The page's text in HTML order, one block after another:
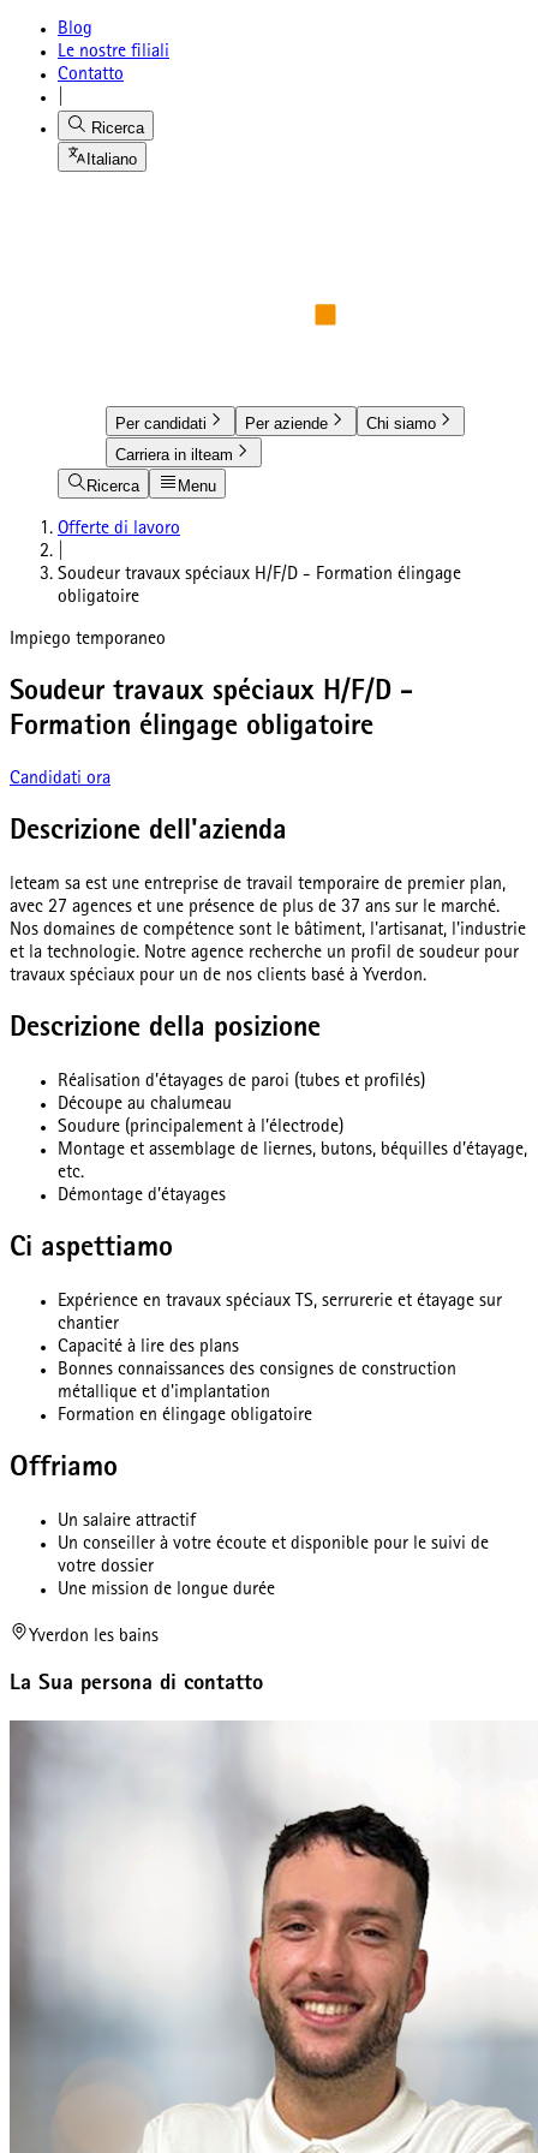
Blog
Le nostre filiali
Contatto
Ricerca
Italiano
Per candidati Per aziende
Chi siamo
Carriera in ilteam
Ricerca
Menu
Offerte di lavoro
Soudeur travaux spéciaux H/F/D - Formation élingage
obligatoire
Impiego temporaneo
Soudeur travaux spéciaux H/F/D -
Formation élingage obligatoire
Candidati ora
Descrizione dell'azienda
leteam sa est une entreprise de travail temporaire de premier plan,
avec 27 agences et une présence de plus de 37 ans sur le marché.
Nos domaines de compétence sont le bâtiment, l'artisanat, l'industrie
et la technologie. Notre agence recherche un profil de soudeur pour
travaux spéciaux pour un de nos clients basé à Yverdon.
Descrizione della posizione
Réalisation d’étayages de paroi (tubes et profilés)
Découpe au chalumeau
Soudure (principalement à l’électrode)
Montage et assemblage de liernes, butons, béquilles d’étayage,
etc.
Démontage d’étayages
Ci aspettiamo
Expérience en travaux spéciaux TS, serrurerie et étayage sur
chantier
Capacité à lire des plans
Bonnes connaissances des consignes de construction
métallique et d'implantation
Formation en élingage obligatoire
Offriamo
Un salaire attractif
Un conseiller à votre écoute et disponible pour le suivi de
votre dossier
Une mission de longue durée
Yverdon les bains
La Sua persona di contatto